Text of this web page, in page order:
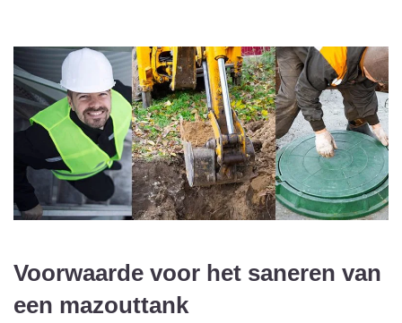
Voorwaarde voor het saneren van
een mazouttank